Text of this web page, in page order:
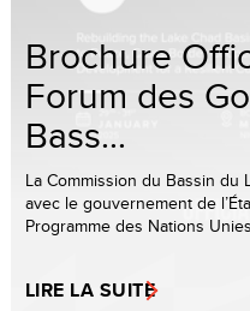
Brochure
Forum des
Bass...
La Commission du Bassin du
avec le gouvernement de
Programme des Nations
LIRE LA SUITE